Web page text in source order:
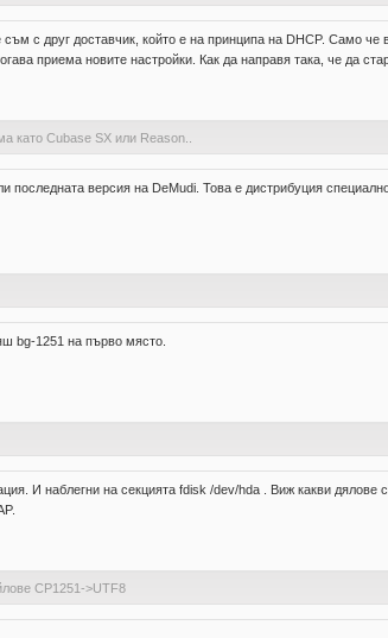
с друг доставчик, който е на принципа на DHCP. Само че
приема новите настройки. Как да направя така, че да
като Cubase SX или Reason..
последната версия на DeMudi. Това е дистрибуция
bg-1251 на първо място.
И наблегни на секцията fdisk /dev/hda . Виж какви
CP1251->UTF8